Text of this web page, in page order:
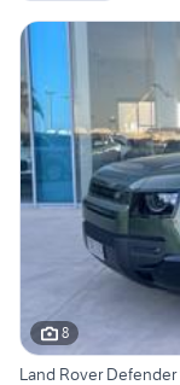
8
Land Rover Defender